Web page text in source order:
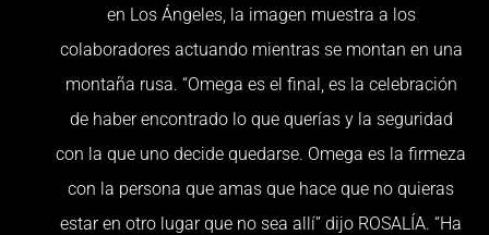
en Los Ángeles, la imagen muestra a los
colaboradores actuando mientras se montan en una
montaña rusa. “Omega es el final, es la celebración
de haber encontrado lo que querías y la seguridad
con la que uno decide quedarse. Omega es la firmeza
con la persona que amas que hace que no quieras
estar en otro lugar que no sea allí” dijo ROSALÍA. “Ha